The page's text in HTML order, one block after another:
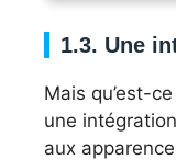
1.3. Une
Mais qu’est-
une
aux